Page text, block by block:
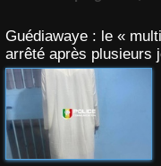
Guédiawaye : le «
arrêté après plusieurs